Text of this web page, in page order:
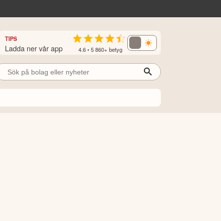
TIPS
Ladda ner vår app 4.6 • 5 860+ betyg